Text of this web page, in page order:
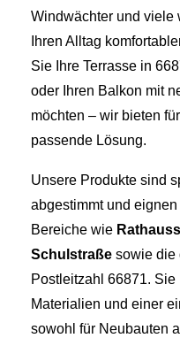
Windwächter und viele
Ihren Alltag
Sie Ihre Terrasse in
oder Ihren Balkon mit
möchten – wir bieten
passende Lösung.
Unsere Produkte sind
abgestimmt und
Bereiche wie
Schulstraße sowie die
Postleitzahl 66871.
Materialien und einer
sowohl für Neubauten